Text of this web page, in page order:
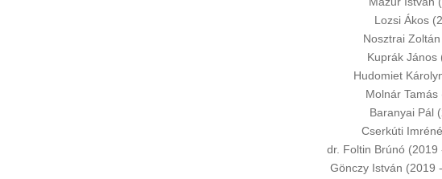
Lozsi Ákos
Nosztrai
Kuprák János
Hudomiet
Molnár Tamás
Baranyai Pál
Cserkúti
dr. Foltin Brúnó (2019
Gönczy István (2019